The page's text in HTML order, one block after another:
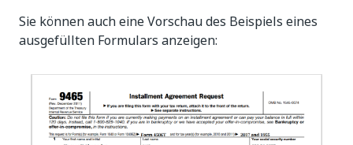
Sie können auch eine Vorschau des Beispiels eines
ausgefüllten Formulars anzeigen: